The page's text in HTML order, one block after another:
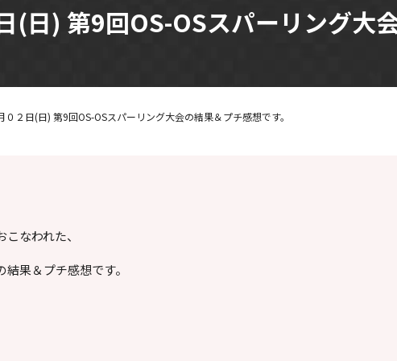
(日) 第9回OS-OSスパーリング大
０２日(日) 第9回OS-OSスパーリング大会の結果＆プチ感想です。
なわれた、
果＆プチ感想です。